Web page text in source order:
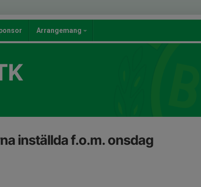
Arrangemang
inställda f.o.m. onsdag